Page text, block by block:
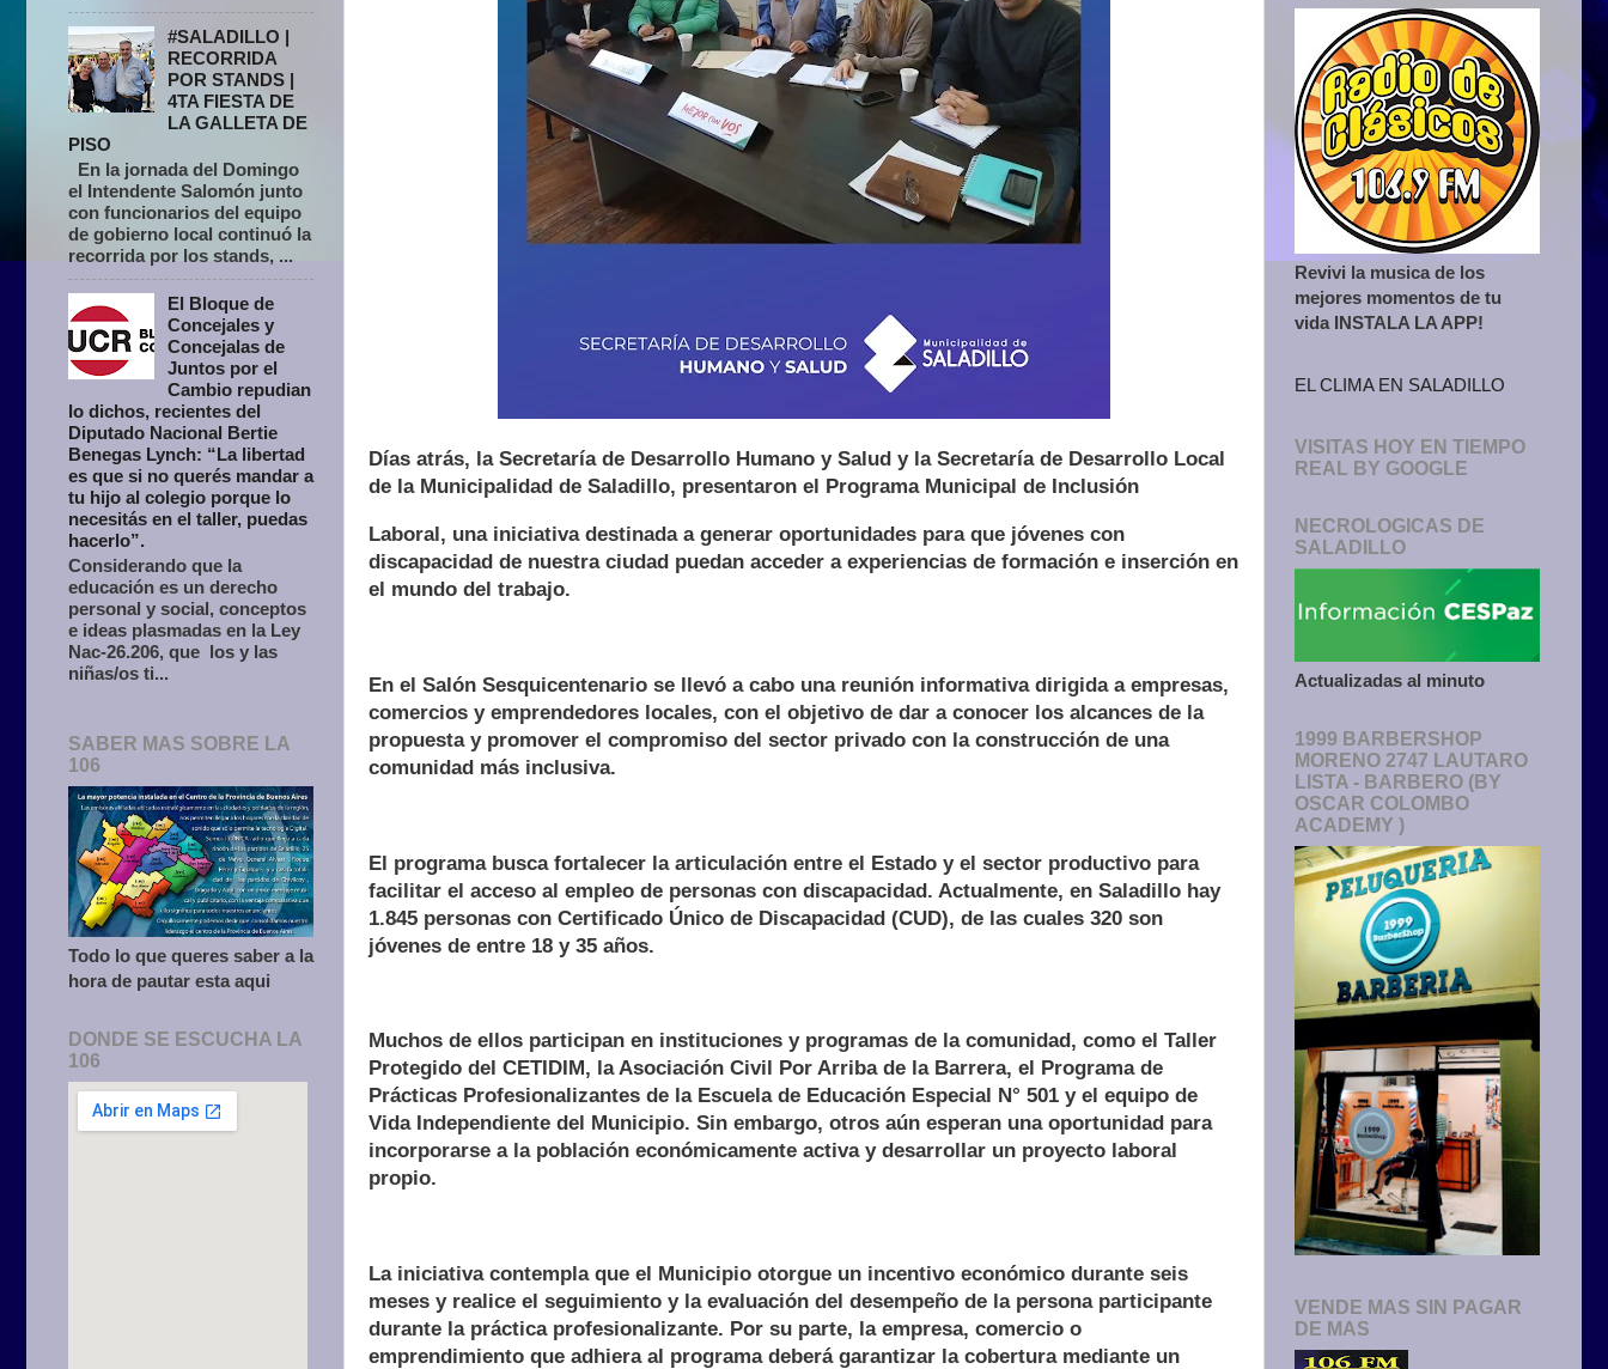
Días atrás, la Secretaría de Desarrollo Humano y Salud y la Secretaría de Desarrollo Local
de la Municipalidad de Saladillo, presentaron el Programa Municipal de Inclusión
Laboral, una iniciativa destinada a generar oportunidades para que jóvenes con
discapacidad de nuestra ciudad puedan acceder a experiencias de formación e inserción en
el mundo del trabajo.
En el Salón Sesquicentenario se llevó a cabo una reunión informativa dirigida a empresas,
comercios y emprendedores locales, con el objetivo de dar a conocer los alcances de la
propuesta y promover el compromiso del sector privado con la construcción de una
comunidad más inclusiva.
El programa busca fortalecer la articulación entre el Estado y el sector productivo para
facilitar el acceso al empleo de personas con discapacidad. Actualmente, en Saladillo hay
1.845 personas con Certificado Único de Discapacidad (CUD), de las cuales 320 son
jóvenes de entre 18 y 35 años.
Muchos de ellos participan en instituciones y programas de la comunidad, como el Taller
Protegido del CETIDIM, la Asociación Civil Por Arriba de la Barrera, el Programa de
Prácticas Profesionalizantes de la Escuela de Educación Especial N° 501 y el equipo de
Vida Independiente del Municipio. Sin embargo, otros aún esperan una oportunidad para
incorporarse a la población económicamente activa y desarrollar un proyecto laboral
propio.
La iniciativa contempla que el Municipio otorgue un incentivo económico durante seis
meses y realice el seguimiento y la evaluación del desempeño de la persona participante
durante la práctica profesionalizante. Por su parte, la empresa, comercio o
emprendimiento que adhiera al programa deberá garantizar la cobertura mediante un
#SALADILLO |
RECORRIDA
POR STANDS |
4TA FIESTA DE
LA GALLETA DE
PISO
En la jornada del Domingo
el Intendente Salomón junto
con funcionarios del equipo
de gobierno local continuó la
recorrida por los stands, ...
El Bloque de
Concejales y
Concejalas de
Juntos por el
Cambio repudian
lo dichos, recientes del
Diputado Nacional Bertie
Benegas Lynch: “La libertad
es que si no querés mandar a
tu hijo al colegio porque lo
necesitás en el taller, puedas
hacerlo”.
Considerando que la
educación es un derecho
personal y social, conceptos
e ideas plasmadas en la Ley
Nac-26.206, que los y las
niñas/os ti...
SABER MAS SOBRE LA
106
Todo lo que queres saber a la
hora de pautar esta aqui
DONDE SE ESCUCHA LA
106
Revivi la musica de los
mejores momentos de tu
vida INSTALA LA APP!
EL CLIMA EN SALADILLO
VISITAS HOY EN TIEMPO
REAL BY GOOGLE
NECROLOGICAS DE
SALADILLO
Actualizadas al minuto
1999 BARBERSHOP
MORENO 2747 LAUTARO
LISTA - BARBERO (BY
OSCAR COLOMBO
ACADEMY )
VENDE MAS SIN PAGAR
DE MAS